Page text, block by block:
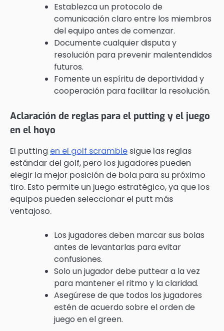
Establezca un protocolo de
comunicación claro entre los miembros
del equipo antes de comenzar.
Documente cualquier disputa y
resolución para prevenir malentendidos
futuros.
Fomente un espíritu de deportividad y
cooperación para facilitar la resolución.
Aclaración de reglas para el putting y el juego
en el hoyo
El putting en el golf scramble sigue las reglas
estándar del golf, pero los jugadores pueden
elegir la mejor posición de bola para su próximo
tiro. Esto permite un juego estratégico, ya que los
equipos pueden seleccionar el putt más
ventajoso.
Los jugadores deben marcar sus bolas
antes de levantarlas para evitar
confusiones.
Solo un jugador debe puttear a la vez
para mantener el ritmo y la claridad.
Asegúrese de que todos los jugadores
estén de acuerdo sobre el orden de
juego en el green.